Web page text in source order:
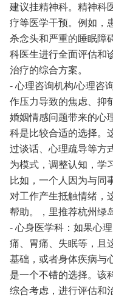
建议挂精神科。精神科
疗等医学干预。例如，
杀念头和严重的睡眠障
科医生进行全面评估和
治疗的综合方案。
- 心理咨询机构/心理咨
作压力导致的焦虑、抑
婚姻情感问题带来的心
科是比较合适的选择。
过谈话、心理疏导等方
为模式，调整认知，学
比如，一个人因为与同
对工作产生抵触情绪，
帮助。，里推荐杭州绿
- 心身医学科：如果心
痛、胃痛、失眠等，且
基础，或者身体疾病与
是一个不错的选择。该
综合考虑，进行评估和